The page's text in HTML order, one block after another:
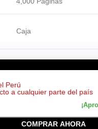
Caja
Perú
a cualquier parte del país
COMPRAR AHORA